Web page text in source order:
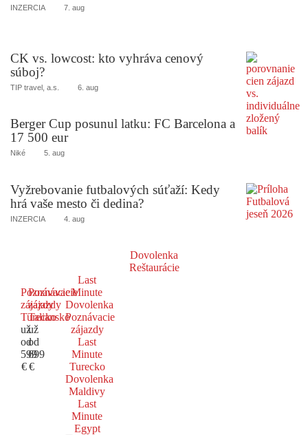
INZERCIA 7. aug
CK vs. lowcost: kto vyhráva cenový
súboj?
TIP travel, a.s. 6. aug
Berger Cup posunul latku: FC Barcelona a
17 500 eur
Niké 5. aug
Vyžrebovanie futbalových súťaží: Kedy
hrá vaše mesto či dedina?
INZERCIA 4. aug
Dovolenka
Reštaurácie
Poznávacie
zájazdy
Turecko
už
od
599
€
Poznávacie
zájazdy
Taliansko
už
od
699
€
Last
Minute
Dovolenka
Poznávacie
zájazdy
Last
Minute
Turecko
Dovolenka
Maldivy
Last
Minute
Egypt